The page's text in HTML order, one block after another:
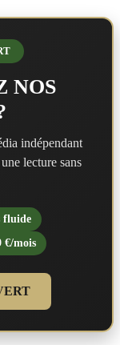
NOS
indépendant
lecture sans
fluide
€/mois